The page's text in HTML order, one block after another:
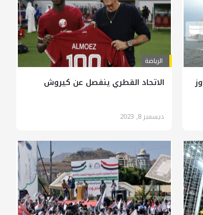
الرياضة
الاتحاد القطري ينفصل عن كيروش
ديسمبر 8, 2023